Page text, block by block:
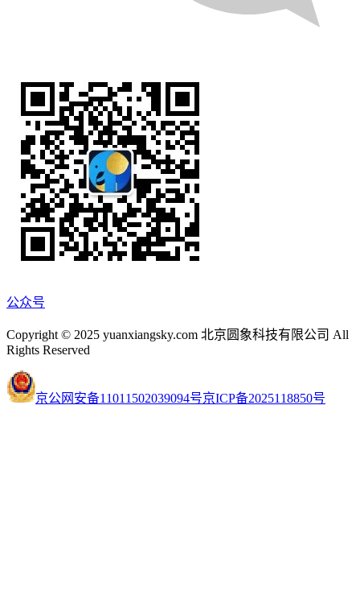
公众号
Copyright © 2025 yuanxiangsky.com 北京圆象科技有限公司 All
Rights Reserved
京公网安备11011502039094号京ICP备2025118850号